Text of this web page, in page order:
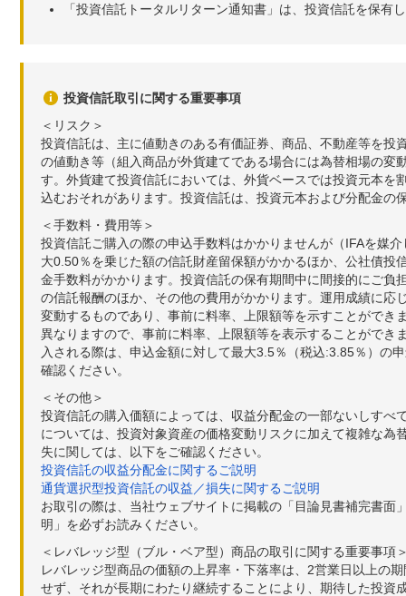
「投資信託トータルリターン通知書」は、投資信託を保有
投資信託取引に関する重要事項
＜リスク＞
投資信託は、主に値動きのある有価証券、商品、不動産等を
の値動き等（組入商品が外貨建てである場合には為替相場の
す。外貨建て投資信託においては、外貨ベースでは投資元本
込むおそれがあります。投資信託は、投資元本および分配金の
＜手数料・費用等＞
投資信託ご購入の際の申込手数料はかかりませんが（IFAを媒
大0.50％を乗じた額の信託財産留保額がかかるほか、公社債
金手数料がかかります。投資信託の保有期間中に間接的にご
の信託報酬のほか、その他の費用がかかります。運用成績に
変動するものであり、事前に料率、上限額等を示すことがで
異なりますので、事前に料率、上限額等を表示することがで
入される際は、申込金額に対して最大3.5％（税込:3.85％）の
確認ください。
＜その他＞
投資信託の購入価額によっては、収益分配金の一部ないしす
については、投資対象資産の価格変動リスクに加えて複雑な
失に関しては、以下をご確認ください。
投資信託の収益分配金に関するご説明
通貨選択型投資信託の収益／損失に関するご説明
お取引の際は、当社ウェブサイトに掲載の「目論見書補完書
明」を必ずお読みください。
＜レバレッジ型（ブル・ベア型）商品の取引に関する重要事項
レバレッジ型商品の価額の上昇率・下落率は、2営業日以上の
せず、それが長期にわたり継続することにより、期待した投